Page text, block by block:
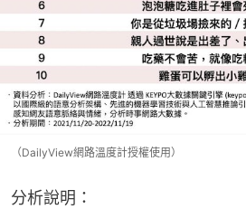
（DailyView網路溫度計授權使用）
分析說明：